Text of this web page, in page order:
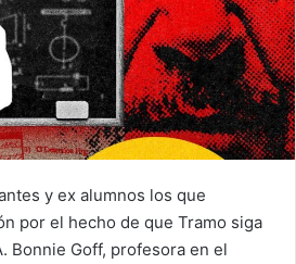
y ex alumnos los que
por el hecho de que Tramo siga
Bonnie Goff, profesora en el